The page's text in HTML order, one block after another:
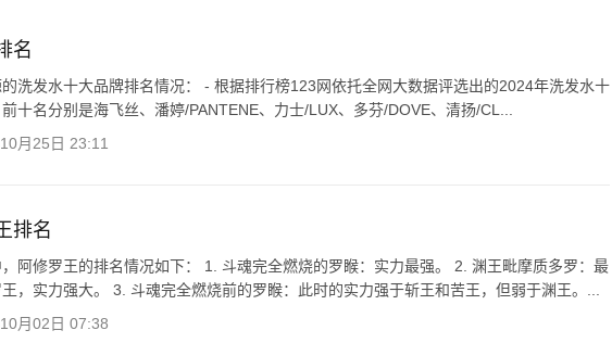
名
洗发水十大品牌排名情况： - 根据排行榜123网依托全网大数据评选出的2024年洗发水十
十名分别是海飞丝、潘婷/PANTENE、力士/LUX、多芬/DOVE、清扬/CL...
月25日 23:11
排名
阿修罗王的排名情况如下： 1. 斗魂完全燃烧的罗睺：实力最强。 2. 渊王毗摩质多罗：最
，实力强大。 3. 斗魂完全燃烧前的罗睺：此时的实力强于斩王和苦王，但弱于渊王。...
月02日 07:38